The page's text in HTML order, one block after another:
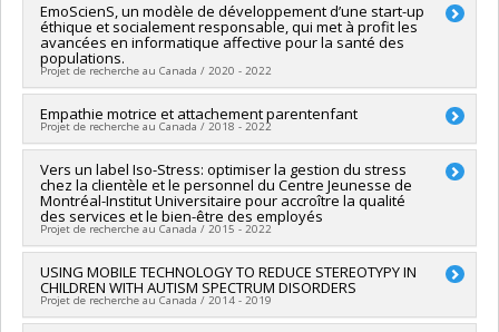
Lead researcher : Jean-Pierre Guay
Co-researchers :Denis Lafortune,Thierry Karsenti,Pierrich
Plusquellec, Francis Fortin,Anne Crocker ,Patrice Renaud
Benoît Ozell,Julie Carpentier ,Dominique Trottier
Chin Ming Fung,Geneviève Parent,Amal Zouaq
Funding sources:FRQSC/Fonds de recherche du Québec -
Société et culture (FQRSC)
Grant programs:PVXXXXXX-AUDACE (financement partagé
entre les fonds de recherche du Québec)
EmoScienS, un modèle de développement d’une start-up
éthique et socialement responsable, qui met à profit les
avancées en informatique affective pour la santé des
populations.
Projet de recherche au Canada / 2020 - 2022
Lead researcher : Pierrich Plusquellec
Co-researchers : Michel Janosz,Joé Martineau
Funding sources:Université de Montréal
Grant programs:PVXXXXXX-FEI sans restriction
Empathie motrice et attachement parentenfant
Projet de recherche au Canada / 2018 - 2022
Lead researcher :Daniel Paquette
Co-researchers :Pierrich Plusquellec,Karine Dubois-Comtois
,Jean-Pascal Lemelin
Funding sources: CRSH/Conseil de recherches en sciences
humaines du Canada
Grant programs:PV153480-Subventions de développement
Savoir
Vers un label Iso-Stress: optimiser la gestion du stress
chez la clientèle et le personnel du Centre Jeunesse de
Montréal-Institut Universitaire pour accroître la qualité
des services et le bien-être des employés
Projet de recherche au Canada / 2015 - 2022
Lead researcher :Pierrich Plusquellec
Co-researchers :Sonia Lupien
Funding sources:
USING MOBILE TECHNOLOGY TO REDUCE STEREOTYPY IN
CHILDREN WITH AUTISM SPECTRUM DISORDERS
Projet de recherche au Canada / 2014 - 2019